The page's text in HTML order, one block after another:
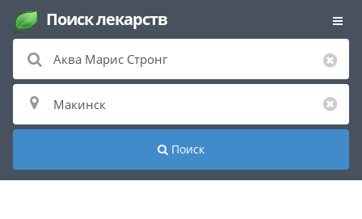
Поиск лекарств
Поиск